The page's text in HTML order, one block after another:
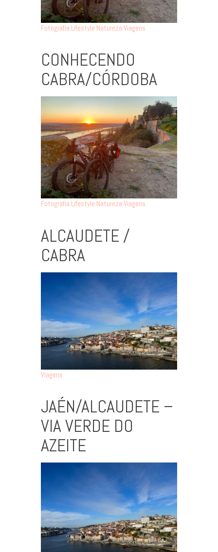
Fotografia Lifestyle Natureza Viagens
CONHECENDO
CABRA/CÓRDOBA
Fotografia Lifestyle Natureza Viagens
ALCAUDETE /
CABRA
Viagens
JAÉN/ALCAUDETE –
VIA VERDE DO
AZEITE